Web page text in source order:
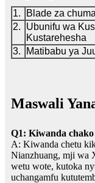
1.
Blade za
2.
Ubunifu wa
Kustarehesha
3.
Matibabu ya
Maswali
Q1: Kiwanda
A: Kiwanda chetu
Nianzhuang, mji wa
wetu wote, kutoka
uchangamfu